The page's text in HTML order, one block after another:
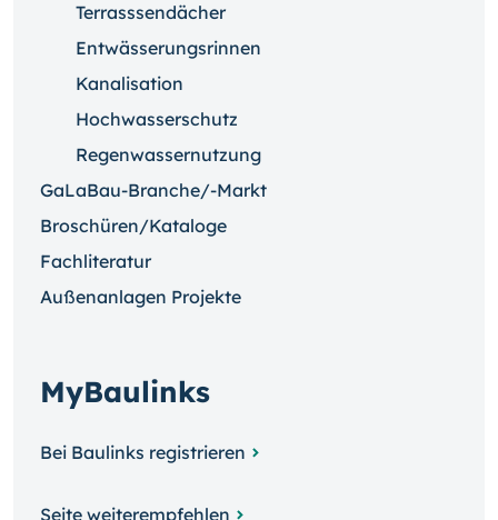
Terrasssendächer
Entwässerungsrinnen
Kanalisation
Hochwasserschutz
Regenwassernutzung
GaLaBau-Branche/-Markt
Broschüren/Kataloge
Fachliteratur
Außenanlagen Projekte
MyBaulinks
Bei Baulinks registrieren
Seite weiterempfehlen